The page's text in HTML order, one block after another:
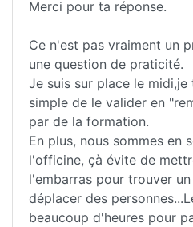
Merci pour ta réponse.
Ce n'est pas vraiment un
une question de praticité.
Je suis sur place le
simple de le valider en
par de la formation.
En plus, nous sommes en
l'officine, çà évite de
l'embarras pour trouver
déplacer des
beaucoup d'heures pour